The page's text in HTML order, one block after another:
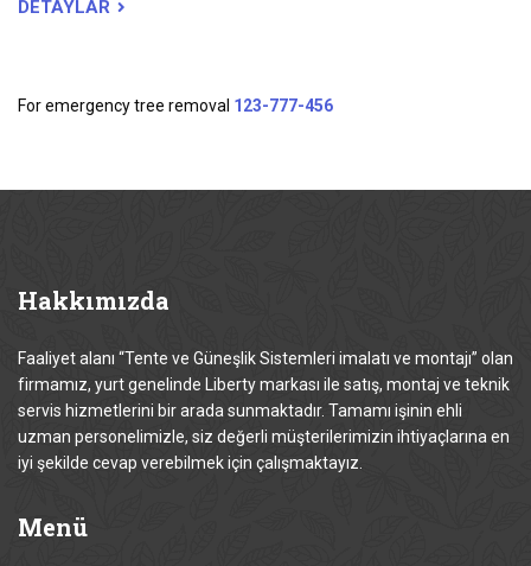
DETAYLAR
For emergency tree removal 123-777-456
Hakkımızda
Faaliyet alanı “Tente ve Güneşlik Sistemleri imalatı ve montajı” olan
firmamız, yurt genelinde Liberty markası ile satış, montaj ve teknik
servis hizmetlerini bir arada sunmaktadır. Tamamı işinin ehli
uzman personelimizle, siz değerli müşterilerimizin ihtiyaçlarına en
iyi şekilde cevap verebilmek için çalışmaktayız.
Menü